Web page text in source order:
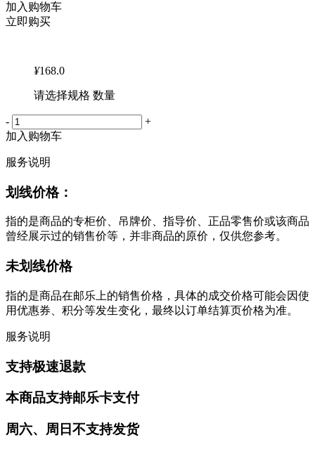
加入购物车
立即购买
¥168.0
请选择规格 数量
-
+
加入购物车
服务说明
划线价格：
指的是商品的专柜价、吊牌价、指导价、正品零售价或该商品
曾经展示过的销售价等，并非商品的原价，仅供您参考。
未划线价格
指的是商品在邮乐上的销售价格，具体的成交价格可能会因使
用优惠券、积分等发生变化，最终以订单结算页价格为准。
服务说明
支持极速退款
本商品支持邮乐卡支付
周六、周日不支持发货